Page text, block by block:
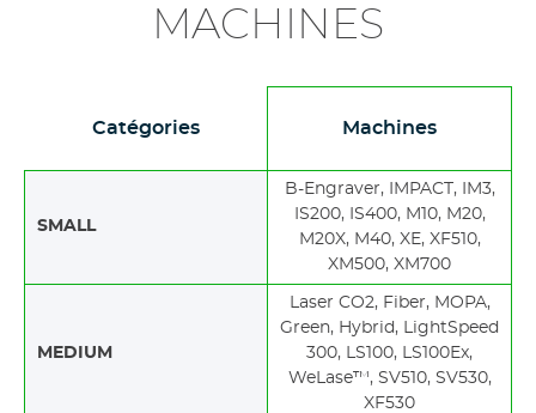
MACHINES
Catégories Machines
SMALL
B-Engraver, IMPACT, IM3,
IS200, IS400, M10, M20,
M20X, M40, XE, XF510,
XM500, XM700
MEDIUM
Laser CO2, Fiber, MOPA,
Green, Hybrid, LightSpeed
300, LS100, LS100Ex,
WeLase™, SV510, SV530,
XF530